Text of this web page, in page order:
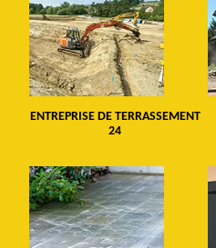
ENTREPRISE DE TERRASSEMENT
24